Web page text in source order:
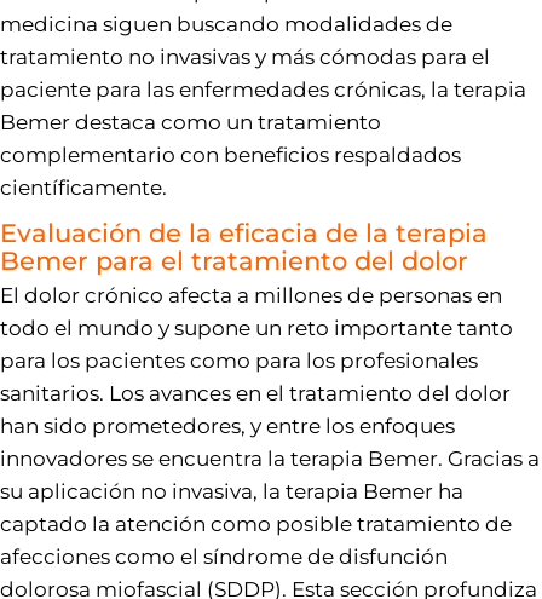
medicina siguen buscando modalidades de
tratamiento no invasivas y más cómodas para el
paciente para las enfermedades crónicas, la terapia
Bemer destaca como un tratamiento
complementario con beneficios respaldados
científicamente.
Evaluación de la eficacia de la terapia
Bemer para el tratamiento del dolor
El dolor crónico afecta a millones de personas en
todo el mundo y supone un reto importante tanto
para los pacientes como para los profesionales
sanitarios. Los avances en el tratamiento del dolor
han sido prometedores, y entre los enfoques
innovadores se encuentra la terapia Bemer. Gracias a
su aplicación no invasiva, la terapia Bemer ha
captado la atención como posible tratamiento de
afecciones como el síndrome de disfunción
dolorosa miofascial (SDDP). Esta sección profundiza